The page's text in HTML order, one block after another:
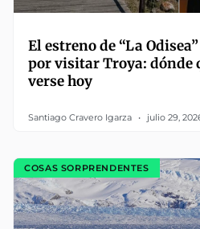
El estreno de “La
por visitar Troya: dónde
verse hoy
Santiago Cravero Igarza julio 29,
COSAS SORPRENDENTES